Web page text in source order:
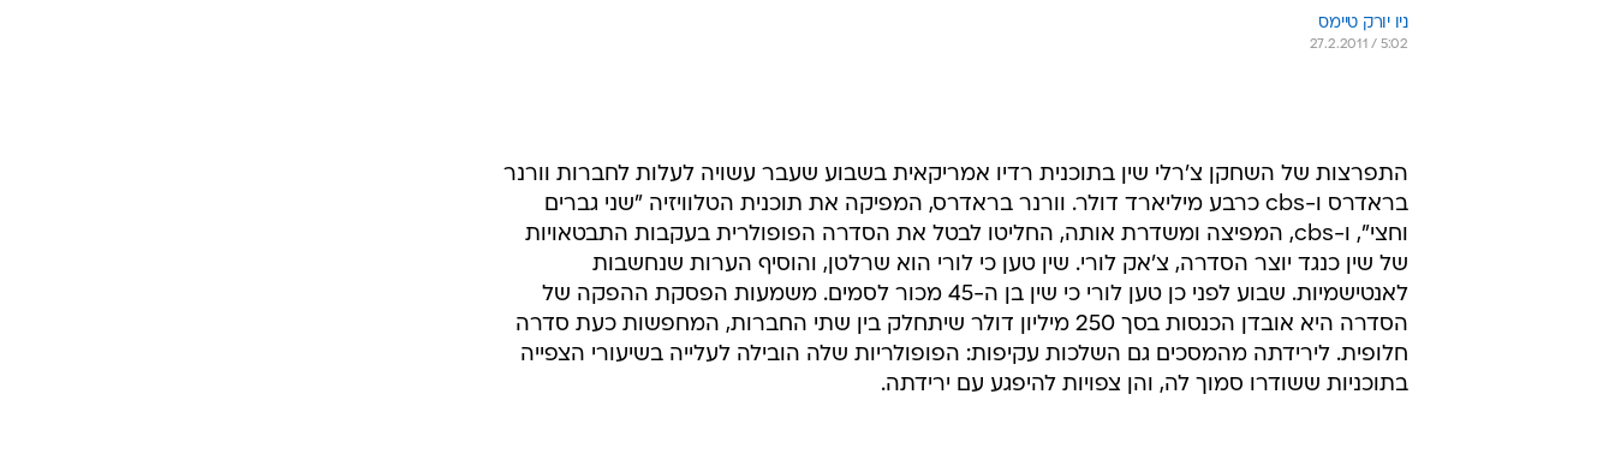
ניו יורק טיימס
27.2.2011 / 5:02
התפרצות של השחקן צ'רלי שין בתוכנית רדיו אמריקאית בשבוע שעבר עשויה לעלות לחברות וורנר
בראדרס ו-cbs כרבע מיליארד דולר. וורנר בראדרס, המפיקה את תוכנית הטלוויזיה "שני גברים
וחצי", ו-cbs, המפיצה ומשדרת אותה, החליטו לבטל את הסדרה הפופולרית בעקבות התבטאויות
של שין כנגד יוצר הסדרה, צ'אק לורי. שין טען כי לורי הוא שרלטן, והוסיף הערות שנחשבות
לאנטישמיות. שבוע לפני כן טען לורי כי שין בן ה-45 מכור לסמים. משמעות הפסקת ההפקה של
הסדרה היא אובדן הכנסות בסך 250 מיליון דולר שיתחלק בין שתי החברות, המחפשות כעת סדרה
חלופית. לירידתה מהמסכים גם השלכות עקיפות: הפופולריות שלה הובילה לעלייה בשיעורי הצפייה
בתוכניות ששודרו סמוך לה, והן צפויות להיפגע עם ירידתה.